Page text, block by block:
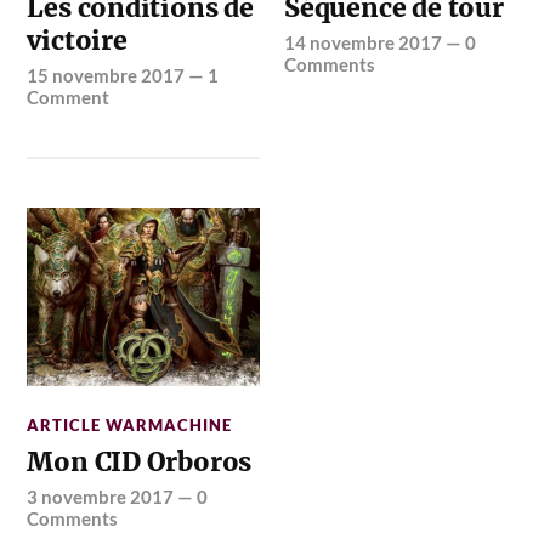
Les conditions de
victoire
15 novembre 2017 — 1
Comment
Séquence de tour
14 novembre 2017 —0
Comments
ARTICLE WARMACHINE
Mon CID Orboros
3 novembre 2017 —0
Comments